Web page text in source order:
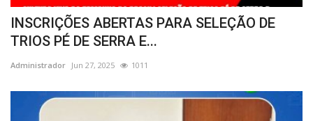
INSCRIÇÕES ABERTAS PARA SELEÇÃO DE
TRIOS PÉ DE SERRA E...
Administrador Jun 27, 2025 1011